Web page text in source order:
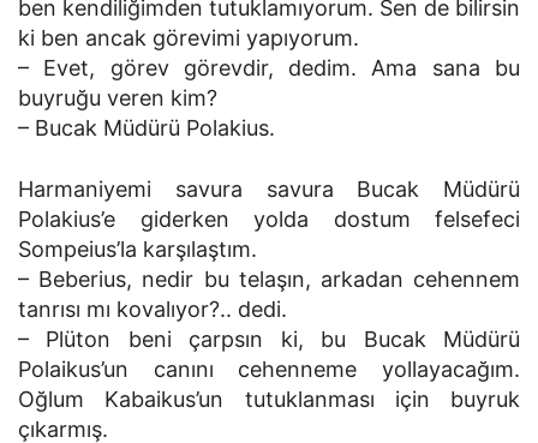
ben kendiliğimden tutuklamıyorum. Sen de bilirsin
ki ben ancak görevimi yapıyorum.
– Evet, görev görevdir, dedim. Ama sana bu
buyruğu veren kim?
– Bucak Müdürü Polakius.
Harmaniyemi savura savura Bucak Müdürü
Polakius’e giderken yolda dostum felsefeci
Sompeius’la karşılaştım.
– Beberius, nedir bu telaşın, arkadan cehennem
tanrısı mı kovalıyor?.. dedi.
– Plüton beni çarpsın ki, bu Bucak Müdürü
Polaikus’un canını cehenneme yollayacağım.
Oğlum Kabaikus’un tutuklanması için buyruk
çıkarmış.